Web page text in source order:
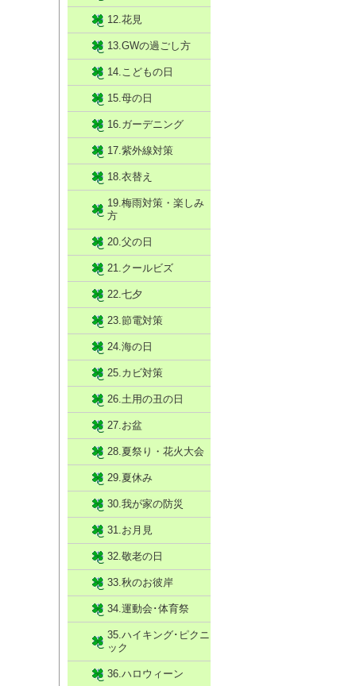
12.花見
13.GWの過ごし方
14.こどもの日
15.母の日
16.ガーデニング
17.紫外線対策
18.衣替え
19.梅雨対策・楽しみ
方
20.父の日
21.クールビズ
22.七夕
23.節電対策
24.海の日
25.カビ対策
26.土用の丑の日
27.お盆
28.夏祭り・花火大会
29.夏休み
30.我が家の防災
31.お月見
32.敬老の日
33.秋のお彼岸
34.運動会･体育祭
35.ハイキング･ピクニ
ック
36.ハロウィーン